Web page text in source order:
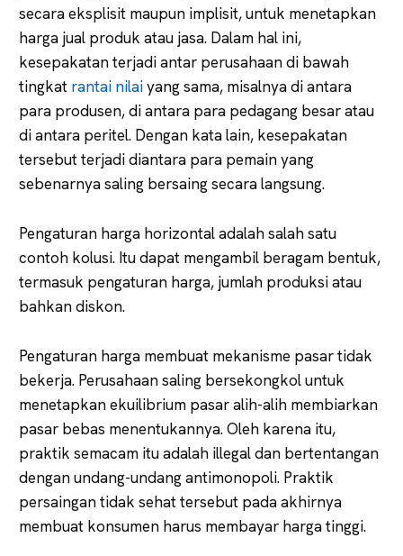
secara eksplisit maupun implisit, untuk menetapkan
harga jual produk atau jasa. Dalam hal ini,
kesepakatan terjadi antar perusahaan di bawah
tingkat rantai nilaiyang sama, misalnya di antara
para produsen, di antara para pedagang besar atau
di antara peritel. Dengan kata lain, kesepakatan
tersebut terjadi diantara para pemain yang
sebenarnya saling bersaing secara langsung.
Pengaturan harga horizontal adalah salah satu
contoh kolusi. Itu dapat mengambil beragam bentuk,
termasuk pengaturan harga, jumlah produksi atau
bahkan diskon.
Pengaturan harga membuat mekanisme pasar tidak
bekerja. Perusahaan saling bersekongkol untuk
menetapkan ekuilibrium pasar alih-alih membiarkan
pasar bebas menentukannya. Oleh karena itu,
praktik semacam itu adalah illegal dan bertentangan
dengan undang-undang antimonopoli. Praktik
persaingan tidak sehat tersebut pada akhirnya
membuat konsumen harus membayar harga tinggi.